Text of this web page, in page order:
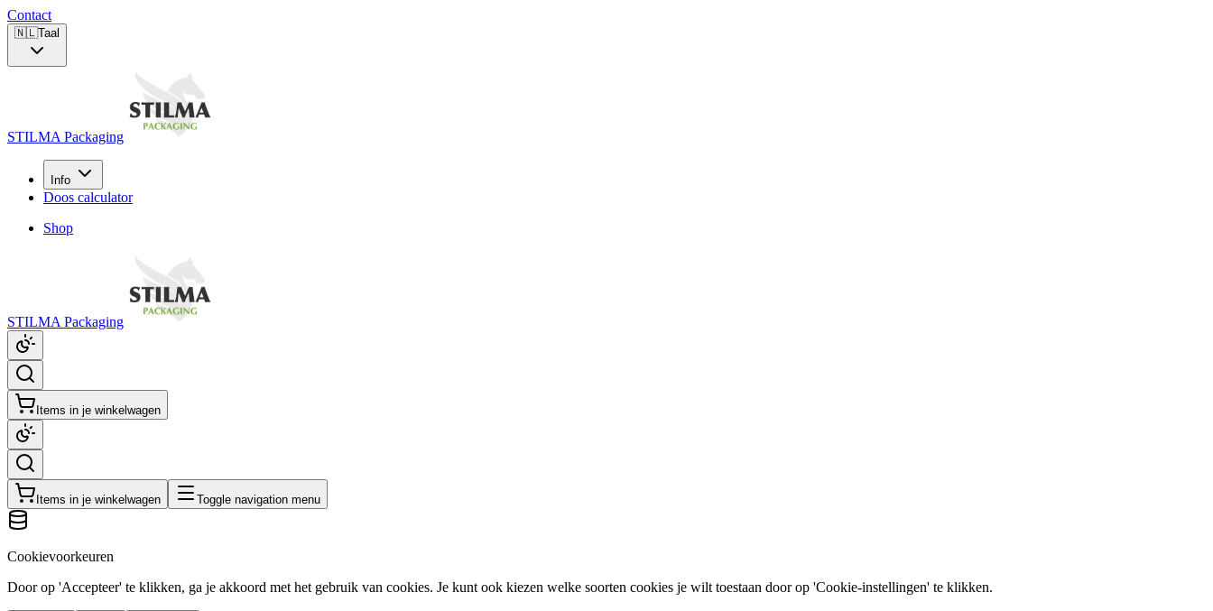
Contact
🇳🇱Taal
STILMA Packaging
Info
Doos calculator
Shop
STILMA Packaging
Items in je winkelwagen
Items in je winkelwagen Toggle navigation menu
Cookievoorkeuren
Door op 'Accepteer' te klikken, ga je akkoord met het gebruik van cookies. Je kunt ook kiezen welke soorten cookies je wilt toestaan door op 'Cookie-instellingen' te klikken.